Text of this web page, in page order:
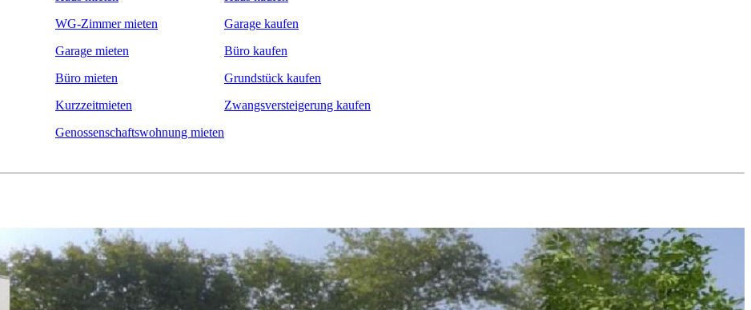
WG-Zimmer mieten
Garage mieten
Büro mieten
Kurzzeitmieten
Genossenschaftswohnung mieten
Garage kaufen
Büro kaufen
Grundstück kaufen
Zwangsversteigerung kaufen